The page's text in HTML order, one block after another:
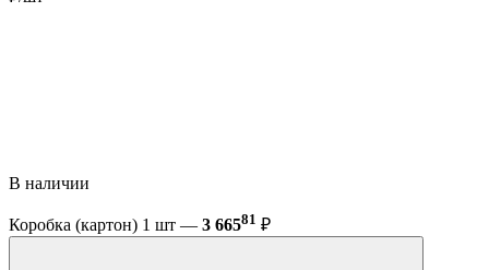
В наличии
Коробка (картон) 1 шт — 3 66581 ₽